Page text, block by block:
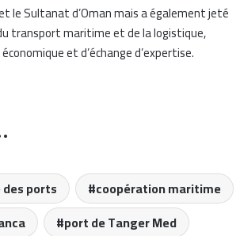
le Sultanat d’Oman mais a également jeté
transport maritime et de la logistique,
et d’échange d’expertise.
ports
coopération maritime
port de Tanger Med
Algérie Ferries Recrute : 10 Postes de
Matelots à Pourvoir
Le Maroc, Leader de l’Économie
Bleue Durable à l’Horizon 2026